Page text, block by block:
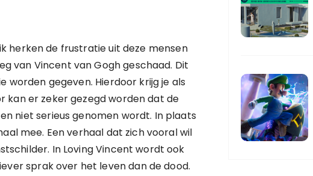
herken de frustratie uit deze mensen
van Vincent van Gogh geschaad. Dit
gegeven. Hierdoor krijg je als
kan er zeker gezegd worden dat de
niet serieus genomen wordt. In plaats
mee. Een verhaal dat zich vooral wil
In Loving Vincent wordt ook
sprak over het leven dan de dood.